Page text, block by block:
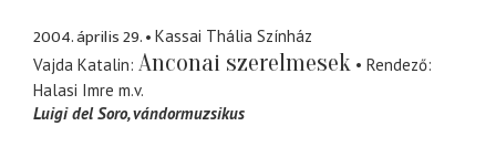
2004. április 29.
Kassai Thália Színház
Vajda Katalin Anconai szerelmesek
Rendező
Halasi Imre m.v.
Luigi del Soro vándormuzsikus